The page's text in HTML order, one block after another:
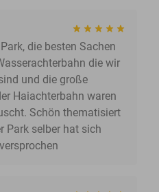
die besten Sachen
die wir
und die große
Haiachterbahn waren
Schön thematisiert
Park selber hat sich